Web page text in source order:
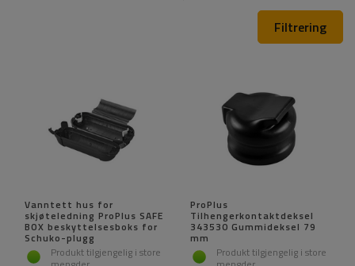
Filtrering
Vanntett hus for
skjøteledning ProPlus SAFE
BOX beskyttelsesboks for
Schuko-plugg
Produkt tilgjengelig i store
ProPlus
Tilhengerkontaktdeksel
343530 Gummideksel 79
mm
Produkt tilgjengelig i store